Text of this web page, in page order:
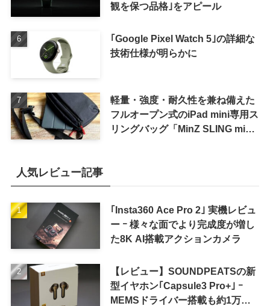
観を保つ品格｣をアピール
｢Google Pixel Watch 5｣の詳細な
技術仕様が明らかに
軽量・強度・耐久性を兼ね備えた
フルオープン式のiPad mini専用ス
リングバッグ「MinZ SLING mini
人気レビュー記事
｢Insta360 Ace Pro 2｣ 実機レビュ
ー ｰ 様々な面でより完成度が増し
た8K AI搭載アクションカメラ
【レビュー】SOUNDPEATSの新
型イヤホン｢Capsule3 Pro+｣ ｰ
MEMSドライバー搭載も約1万円